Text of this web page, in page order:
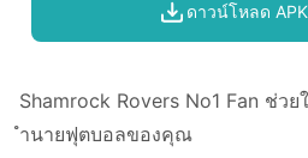
ดาวน์โหลด
Shamrock Rovers No1 Fan ช่
ำนายฟุตบอลของคุณ